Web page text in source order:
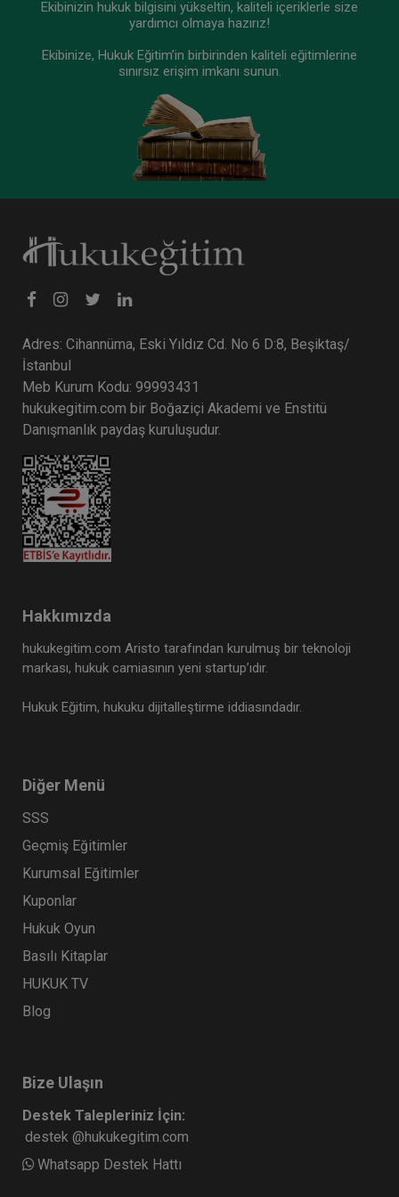
Sertifika Tekrar İzle Ekli Dosya
VII. MEDENİ HUKUK KONGRESİ (Erken Kayıt
11:00 - 19:00
Eğitim Saati
480
Dakika
Sepete Ekle
Tüketici Hukuku Enstitüsü
Sertifika Tekrar İzle
VI. İŞ HUKUKU KONGRESİ (Erken Kayıt İndirimli)
1000 TL
Sertifika
VII. TİCARET HUKUKU KONGRESİ (Erken Kayıt
18 ŞUBAT 2027
Eğitim Tarihi
Ekibinizin hukuk bilgisini yükseltin, kaliteli içeriklerle size
yardımcı olmaya hazırız!
Ekibinize, Hukuk Eğitim’in birbirinden kaliteli eğitimlerine
sınırsız erişim imkanı sunun.
Adres: Cihannüma, Eski Yıldız Cd. No 6 D:8, Beşiktaş/
İstanbul
Meb Kurum Kodu: 99993431
hukukegitim.com bir Boğaziçi Akademi ve Enstitü
Danışmanlık paydaş kuruluşudur.
Hakkımızda
hukukegitim.com Aristo tarafından kurulmuş bir teknoloji
markası, hukuk camiasının yeni startup’ıdır.
Hukuk Eğitim, hukuku dijitalleştirme iddiasındadır.
Diğer Menü
SSS
Geçmiş Eğitimler
Kurumsal Eğitimler
Kuponlar
Hukuk Oyun
Basılı Kitaplar
HUKUK TV
Blog
Bize Ulaşın
Destek Talepleriniz İçin:
destek @hukukegitim.com
Whatsapp Destek Hattı